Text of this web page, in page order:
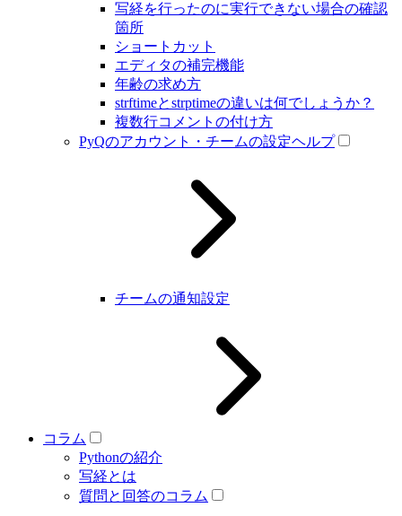
写経を行ったのに実行できない場合の確認
箇所
ショートカット
エディタの補完機能
年齢の求め方
strftimeとstrptimeの違いは何でしょうか？
複数行コメントの付け方
PyQのアカウント・チームの設定ヘルプ
チームの通知設定
コラム
Pythonの紹介
写経とは
質問と回答のコラム